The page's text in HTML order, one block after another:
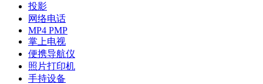
投影
网络电话
MP4 PMP
掌上电视
便携导航仪
照片打印机
手持设备